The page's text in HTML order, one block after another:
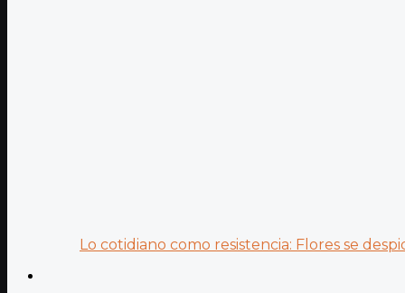
Lo cotidiano como resistencia: Flores se